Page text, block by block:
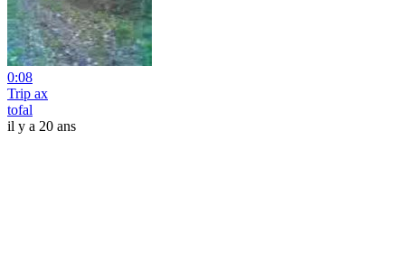
0:08
Trip ax
tofal
il y a 20 ans